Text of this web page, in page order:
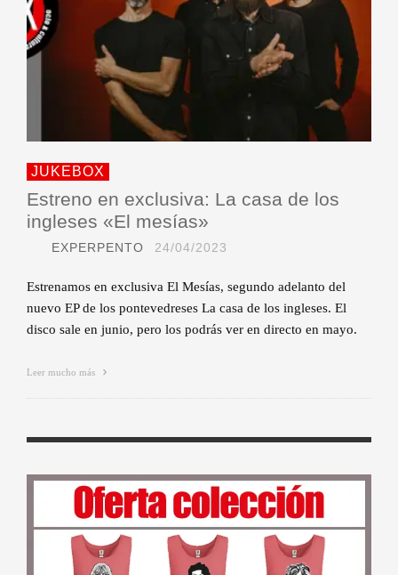
JUKEBOX
Estreno en exclusiva: La casa de los
ingleses «El mesías»
EXPERPENTO 24/04/2023
Estrenamos en exclusiva El Mesías, segundo adelanto del
nuevo EP de los pontevedreses La casa de los ingleses. El
disco sale en junio, pero los podrás ver en directo en mayo.
Leer mucho más